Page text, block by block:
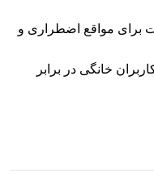
برای مواقع اضطراری و
خانگی در برابر